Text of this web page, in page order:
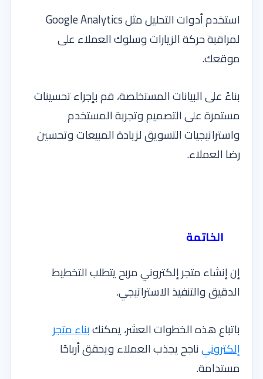
استخدم أدوات التحليل مثل Google Analytics
لمراقبة حركة الزيارات وسلوك العملاء على
موقعك.
بناءً على البيانات المستخلصة، قم بإجراء تحسينات
مستمرة على التصميم وتجربة المستخدم
واستراتيجيات التسويق لزيادة المبيعات وتحسين
رضا العملاء.
الخاتمة
إن إنشاء متجر إلكتروني مربح يتطلب التخطيط
الدقيق والتنفيذ الاستراتيجي.
باتباع هذه الخطوات العشر، يمكنكبناء متجر
إلكترونيناجح يجذب العملاء ويحقق أرباحًا
مستدامة.